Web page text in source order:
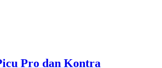
Pro dan Kontra